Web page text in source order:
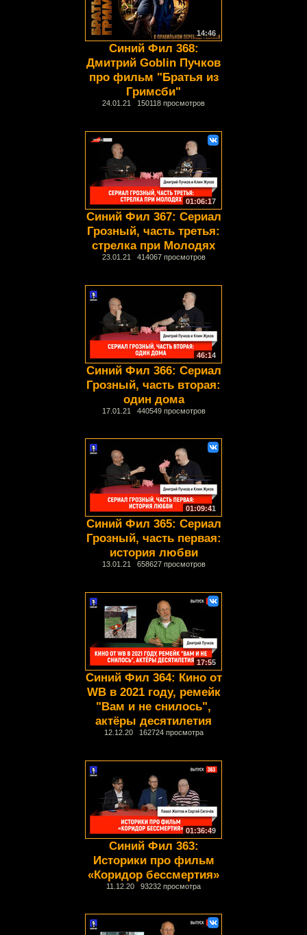
14:46
Синий Фил 368:
Дмитрий Goblin Пучков
про фильм "Братья из
Гримсби"
24.01.21 150118 просмотров
01:06:17
Синий Фил 367: Сериал
Грозный, часть третья:
стрелка при Молодях
23.01.21 414067 просмотров
46:14
Синий Фил 366: Сериал
Грозный, часть вторая:
один дома
17.01.21 440549 просмотров
01:09:41
Синий Фил 365: Сериал
Грозный, часть первая:
история любви
13.01.21 658627 просмотров
17:55
Синий Фил 364: Кино от
WB в 2021 году, ремейк
"Вам и не снилось",
актёры десятилетия
12.12.20 162724 просмотра
01:36:49
Синий Фил 363:
Историки про фильм
«Коридор бессмертия»
11.12.20 93232 просмотра